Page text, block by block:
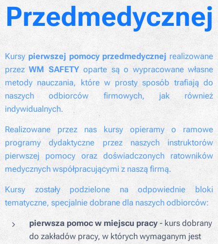
Przedmedycznej
Kursypierwszej pomocy przedmedycznej realizowane
przezWM SAFETYoparte są o wypracowane własne
metody nauczania, które w prosty sposób trafiają do
naszych odbiorców firmowych, jak również
indywidualnych.
Realizowane przez nas kursy opieramy o ramowe
programy dydaktyczne przez naszych instruktorów
pierwszej pomocy oraz doświadczonych ratowników
medycznych współpracującymi z naszą firmą.
Kursy zostały podzielone na odpowiednie bloki
tematyczne, specjalnie dobrane dla naszych odbiorców:
pierwsza pomoc w miejscu pracy - kurs dobrany
do zakładów pracy, w których wymaganym jest